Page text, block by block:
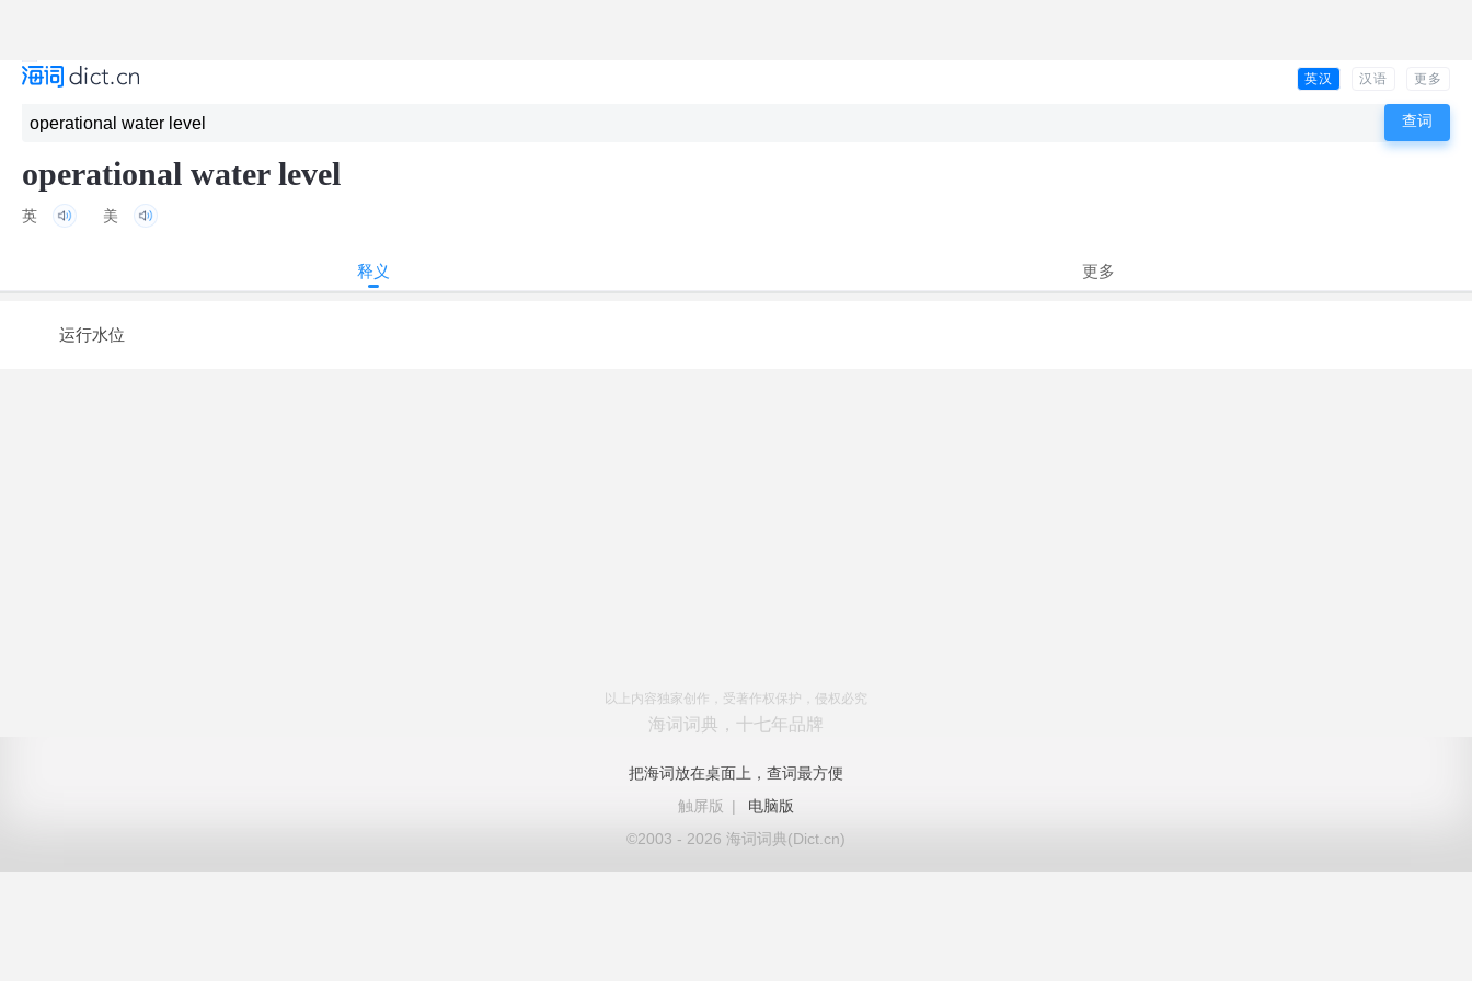
英汉 汉语 更多
operational water level
英 美
释义 更多
运行水位
以上内容独家创作，受著作权保护，侵权必究
海词词典，十七年品牌
把海词放在桌面上，查词最方便
触屏版
|
电脑版
©2003 - 2026 海词词典(Dict.cn)